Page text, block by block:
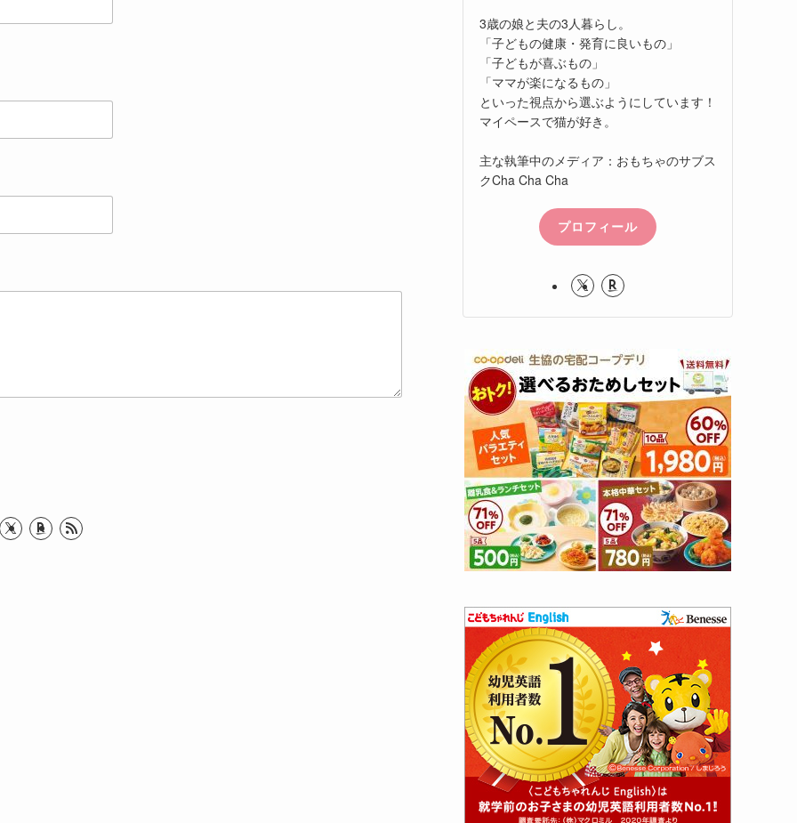
3歳の娘と夫の3人暮らし。
「子どもの健康・発育に良いもの」
「子どもが喜ぶもの」
「ママが楽になるもの」
といった視点から選ぶようにしています！
マイペースで猫が好き。
主な執筆中のメディア：おもちゃのサブス
クCha Cha Cha
プロフィール